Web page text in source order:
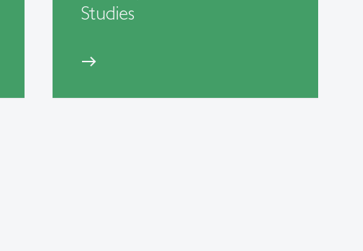
Studies
east